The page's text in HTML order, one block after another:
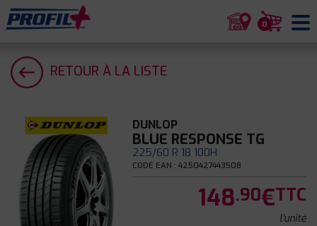
0
RETOUR À LA LISTE
DUNLOP
BLUE RESPONSE TG
225/60 R 18 100H
CODE EAN : 4250427443508
148.90€TTC
l'unité